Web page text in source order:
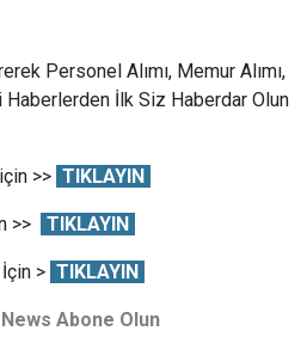
Personel Alımı, Memur Alımı,
Haberlerden İlk Siz Haberdar Olun
>> TIKLAYIN
>> TIKLAYIN
> TIKLAYIN
News Abone Olun